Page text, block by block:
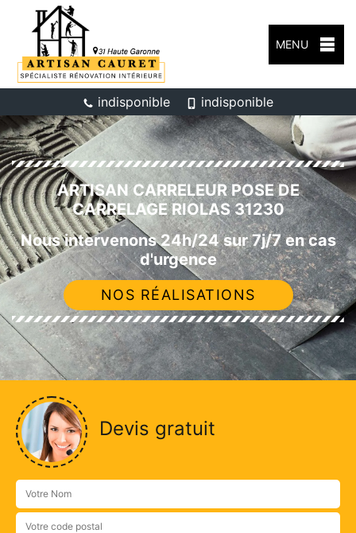
MENU
indisponible indisponible
ARTISAN CARRELEUR POSE DE
CARRELAGE RIOLAS 31230
Nous intervenons 24h/24 sur 7j/7 en cas
d'urgence
NOS RÉALISATIONS
Devis gratuit